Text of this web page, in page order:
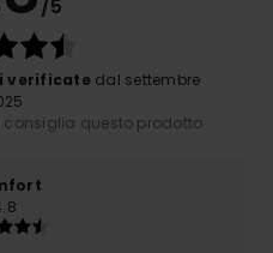
/5
verificatedal settembre
consiglia questo prodotto